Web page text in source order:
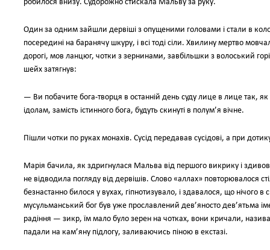
робилося внизу. Судорожно стискала Мальву за руку.
Один за одним зайшли дервіші з опущеними головами і стали в
посередині на баранячу шкуру, і всі тоді сіли. Хвилину мертво
дорогі, мов ланцюг, чотки з зернинами, завбільшки з волоський
шейх затягнув:
— Ви побачите бога-творця в останній день суду лице в лице так,
ідолам, замість істинного бога, будуть скинуті в полум’я вічне.
Пішли чотки по руках монахів. Сусід передавав сусідові, а при
Марія бачила, як здригнулася Мальва від першого викрику і
не відводила погляду від дервішів. Слово «аллах» повторювалося
безнастанно билося у вухах, гіпнотизувало, і здавалося, що нічого в
мусульманський бог був уже прославлений дев’яносто дев’ятьма
радіння — зикр, їм мало було зерен на чотках, вони кричали,
падали на кам’яну підлогу, заливаючись піною в екстазі.